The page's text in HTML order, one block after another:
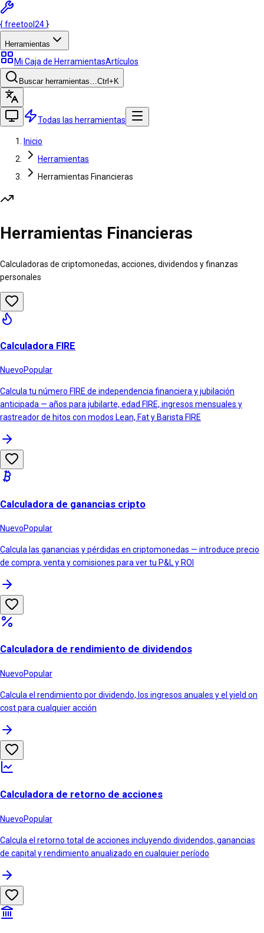
{freetool 24 }
Herramientas
Mi Caja de HerramientasArtículos
Buscar herramientas…Ctrl +K
Todas las herramientas
Inicio
Herramientas
Herramientas Financieras
Herramientas Financieras
Calculadoras de criptomonedas, acciones, dividendos y finanzas
personales
Calculadora FIRE
NuevoPopular
Calcula tu número FIRE de independencia financiera y jubilación
anticipada — años para jubilarte, edad FIRE, ingresos mensuales y
rastreador de hitos con modos Lean, Fat y Barista FIRE
Calculadora de ganancias cripto
NuevoPopular
Calcula las ganancias y pérdidas en criptomonedas — introduce precio
de compra, venta y comisiones para ver tu P&L y ROI
Calculadora de rendimiento de dividendos
NuevoPopular
Calcula el rendimiento por dividendo, los ingresos anuales y el yield on
cost para cualquier acción
Calculadora de retorno de acciones
NuevoPopular
Calcula el retorno total de acciones incluyendo dividendos, ganancias
de capital y rendimiento anualizado en cualquier período